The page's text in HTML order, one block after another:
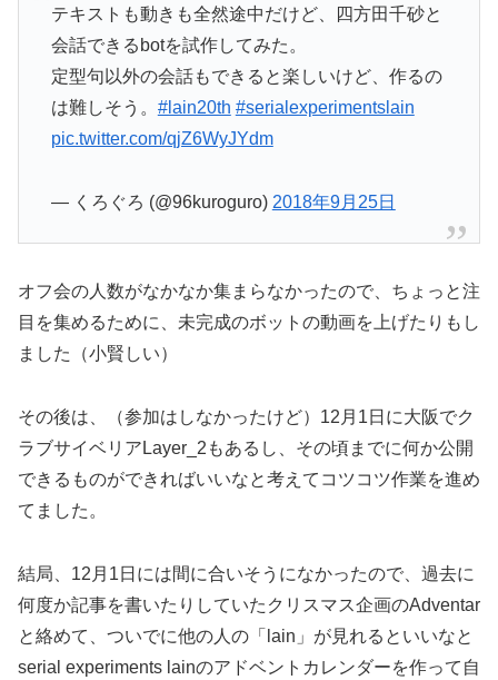
テキストも動きも全然途中だけど、四方田千砂と
会話できるbotを試作してみた。
定型句以外の会話もできると楽しいけど、作るの
は難しそう。 #lain20th #serialexperimentslain
pic.twitter.com/qjZ6WyJYdm
— くろぐろ (@96kuroguro) 2018年9月25日
オフ会の人数がなかなか集まらなかったので、ちょっと注
目を集めるために、未完成のボットの動画を上げたりもし
ました（小賢しい）
その後は、（参加はしなかったけど）12月1日に大阪でク
ラブサイベリアLayer_2もあるし、その頃までに何か公開
できるものができればいいなと考えてコツコツ作業を進め
てました。
結局、12月1日には間に合いそうになかったので、過去に
何度か記事を書いたりしていたクリスマス企画のAdventar
と絡めて、ついでに他の人の「lain」が見れるといいなと
serial experiments lainのアドベントカレンダーを作って自